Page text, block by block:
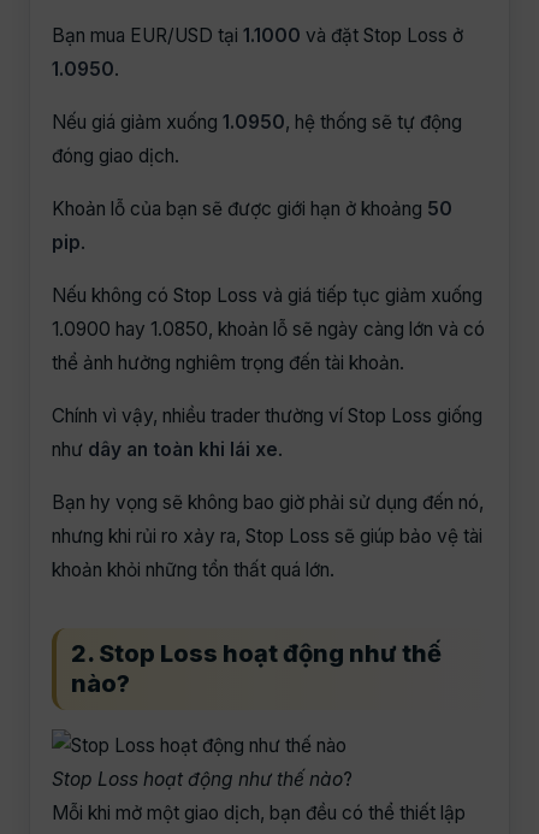
Bạn mua EUR/USD tại 1.1000 và đặt Stop Loss ở
1.0950.
Nếu giá giảm xuống 1.0950, hệ thống sẽ tự động
đóng giao dịch.
Khoản lỗ của bạn sẽ được giới hạn ở khoảng 50
pip.
Nếu không có Stop Loss và giá tiếp tục giảm xuống
1.0900 hay 1.0850, khoản lỗ sẽ ngày càng lớn và có
thể ảnh hưởng nghiêm trọng đến tài khoản.
Chính vì vậy, nhiều trader thường ví Stop Loss giống
như dây an toàn khi lái xe.
Bạn hy vọng sẽ không bao giờ phải sử dụng đến nó,
nhưng khi rủi ro xảy ra, Stop Loss sẽ giúp bảo vệ tài
khoản khỏi những tổn thất quá lớn.
2. Stop Loss hoạt động như thế
nào?
Stop Loss hoạt động như thế nào?
Mỗi khi mở một giao dịch, bạn đều có thể thiết lập